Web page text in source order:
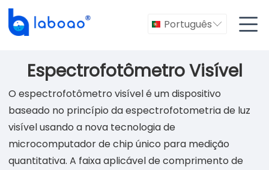
Português 
Espectrofotômetro Visível
O espectrofotômetro visível é um dispositivo
baseado no princípio da espectrofotometria de luz
visível usando a nova tecnologia de
microcomputador de chip único para medição
quantitativa. A faixa aplicável de comprimento de